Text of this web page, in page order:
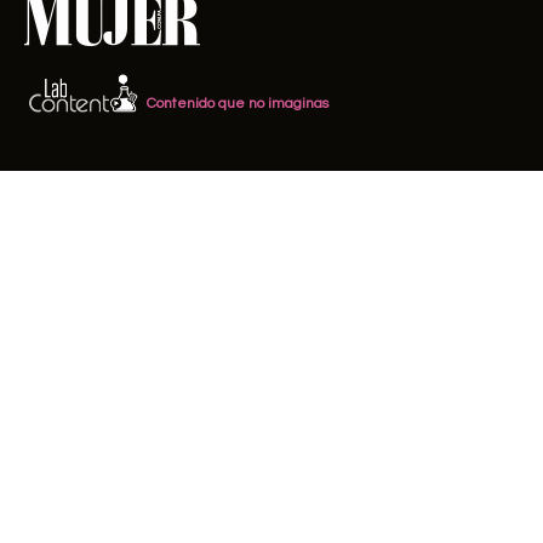
Contenido que no imaginas